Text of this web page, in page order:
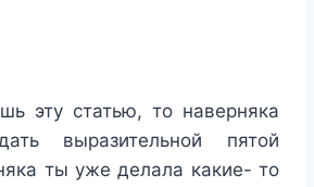
эту статью, то наверняка
выразительной пятой
ты уже делала какие- то